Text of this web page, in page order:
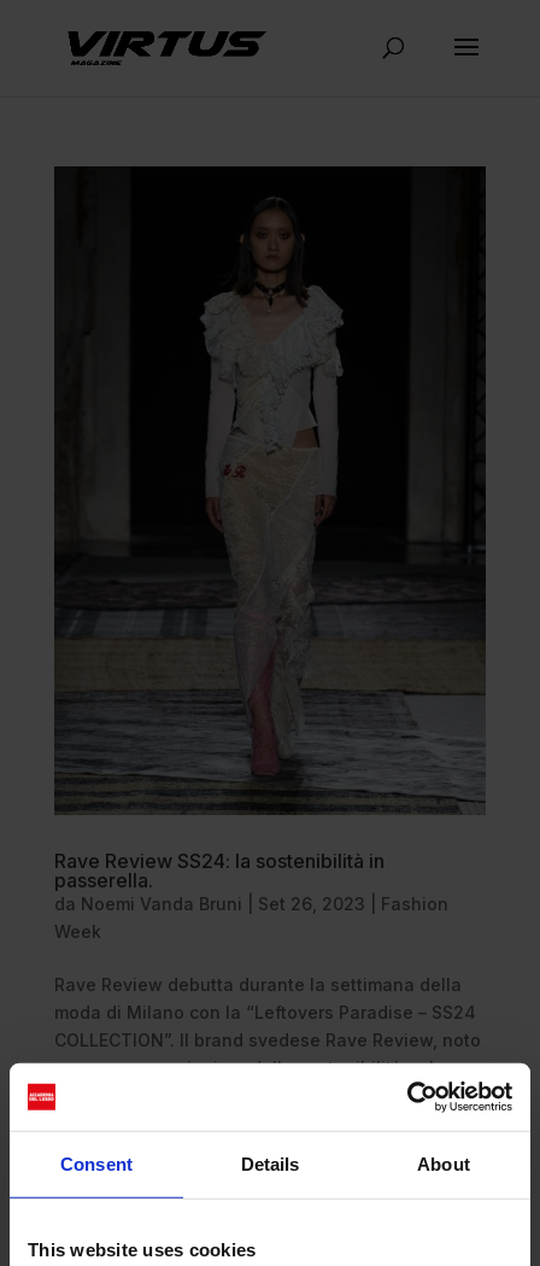
Consent Details About
This website uses cookies
Rave Review SS24: la sostenibilità in
passerella.
da Noemi Vanda Bruni Set 26, 2023
Fashion
Week
Rave Review debutta durante la settimana della
moda di Milano con la “Leftovers Paradise – SS24
COLLECTION”. Il brand svedese Rave Review, noto
per essere un pioniere della sostenibilità nel
mondo della moda, ha fatto il suo debutto ufficiale